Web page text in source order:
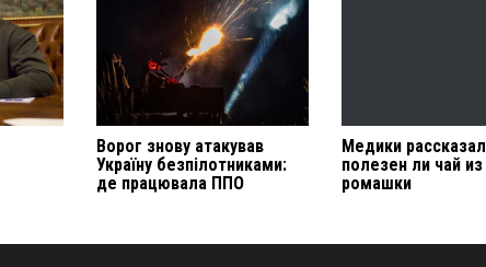
Ворог знову атакував
Україну безпілотниками:
де працювала ППО
Медики
полезен ли чай из
ромашки